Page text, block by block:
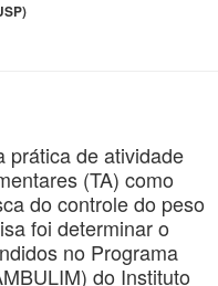
prática de atividade
(TA) como
do controle do peso
foi determinar o
no Programa
do Instituto